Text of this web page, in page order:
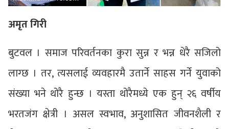
अमृत गिरी
बुटवल । समाज परिवर्तनका कुरा सुन्न र भन्न धेरै सजिलो
लाग्छ । तर, त्यसलाई व्यवहारमै उतार्ने साहस गर्ने युवाको
संख्या भने थोरै हुन्छ । यस्ता थोरैमध्ये एक हुन् २६ वर्षीय
भरतजंग क्षेत्री । असल स्वभाव, अनुशासित जीवनशैली र